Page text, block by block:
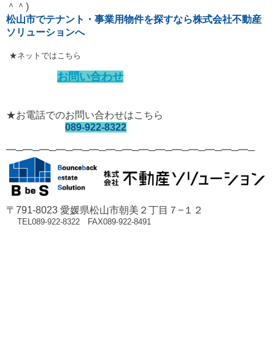
＾＾)
松山市でテナント・事業用物件を探すなら株式会社不動産
ソリューションへ
★ネットではこちら
お問い合わせ
★お電話でのお問い合わせはこちら
089-922-8322
━─━─━─━─━─━─━─━─━─━─━─━─━─━─━─
〒791-8023 愛媛県松山市朝美２丁目７−１２
TEL089-922-8322 FAX089-922-8491